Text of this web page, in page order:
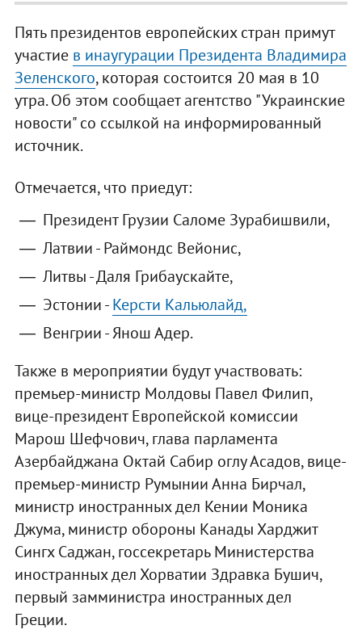
Пять президентов европейских стран примут
участие в инаугурации Президента Владимира
Зеленского, которая состоится 20 мая в 10
утра. Об этом сообщает агентство "Украинские
новости" со ссылкой на информированный
источник.
Отмечается, что приедут:
Президент Грузии Саломе Зурабишвили,
Латвии - Раймондс Вейонис,
Литвы - Даля Грибаускайте,
Эстонии -Керсти Кальюлайд,
Венгрии - Янош Адер.
Также в мероприятии будут участвовать:
премьер-министр Молдовы Павел Филип,
вице-президент Европейской комиссии
Марош Шефчович, глава парламента
Азербайджана Октай Сабир оглу Асадов, вице-
премьер-министр Румынии Анна Бирчал,
министр иностранных дел Кении Моника
Джума, министр обороны Канады Харджит
Сингх Саджан, госсекретарь Министерства
иностранных дел Хорватии Здравка Бушич,
первый замминистра иностранных дел
Греции.